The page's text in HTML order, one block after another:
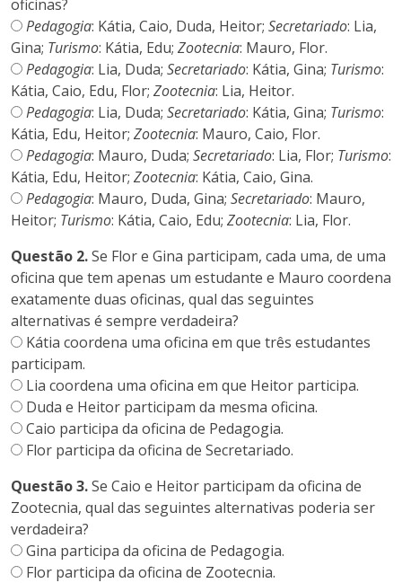
oficinas?
Pedagogia: Kátia, Caio, Duda, Heitor; Secretariado: Lia,
Gina; Turismo: Kátia, Edu; Zootecnia: Mauro, Flor.
Pedagogia: Lia, Duda; Secretariado: Kátia, Gina; Turismo:
Kátia, Caio, Edu, Flor; Zootecnia: Lia, Heitor.
Pedagogia: Lia, Duda; Secretariado: Kátia, Gina; Turismo:
Kátia, Edu, Heitor; Zootecnia: Mauro, Caio, Flor.
Pedagogia: Mauro, Duda; Secretariado: Lia, Flor; Turismo:
Kátia, Edu, Heitor; Zootecnia: Kátia, Caio, Gina.
Pedagogia: Mauro, Duda, Gina; Secretariado: Mauro,
Heitor; Turismo: Kátia, Caio, Edu; Zootecnia: Lia, Flor.
Questão 2.Se Flor e Gina participam, cada uma, de uma
oficina que tem apenas um estudante e Mauro coordena
exatamente duas oficinas, qual das seguintes
alternativas é sempre verdadeira?
Kátia coordena uma oficina em que três estudantes
participam.
Lia coordena uma oficina em que Heitor participa.
Duda e Heitor participam da mesma oficina.
Caio participa da oficina de Pedagogia.
Flor participa da oficina de Secretariado.
Questão 3.Se Caio e Heitor participam da oficina de
Zootecnia, qual das seguintes alternativas poderia ser
verdadeira?
Gina participa da oficina de Pedagogia.
Flor participa da oficina de Zootecnia.